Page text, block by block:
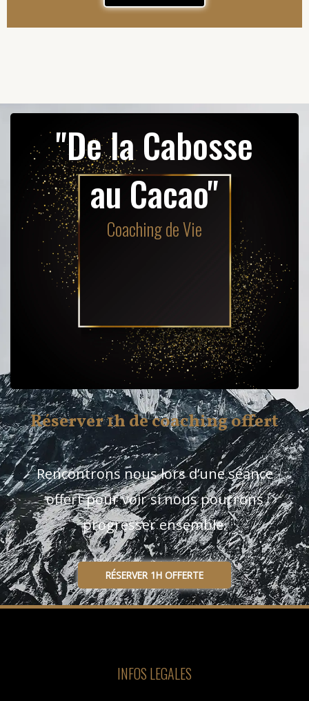
"De la Cabosse
au Cacao"
Coaching de Vie
Réserver 1h de coaching offert
Rencontrons nous lors d’une séance
offert pour voir si nous pourrons
progresser ensemble.
RÉSERVER 1H OFFERTE
INFOS LEGALES